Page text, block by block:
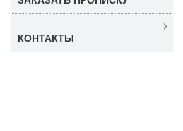
КОНТАКТЫ